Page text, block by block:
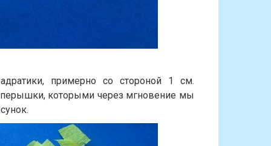
примерно со стороной 1 см.
перышки, которыми через мгновение мы